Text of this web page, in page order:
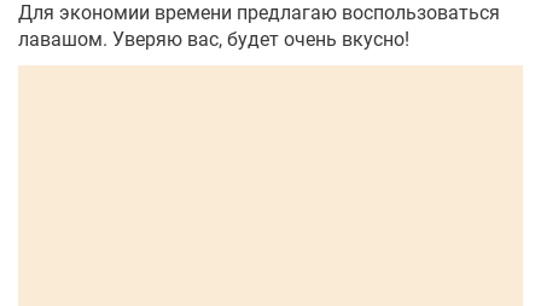
Для экономии времени предлагаю воспользоваться
лавашом. Уверяю вас, будет очень вкусно!